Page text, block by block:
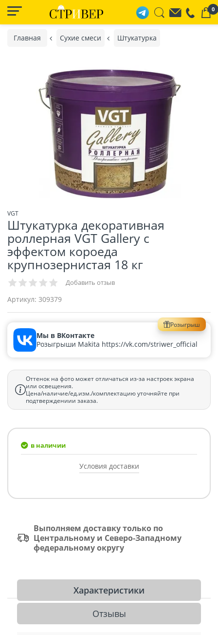
0
Главная Сухие смеси Штукатурка
VGT
Штукатурка декоративная
роллерная VGT Gallery с
эффектом короеда
крупнозернистая 18 кг
Добавить отзыв
Артикул: 309379
Розыгрыш
Мы в ВКонтакте
Розыгрыши Makita https://vk.com/striwer_official
Оттенок на фото может отличаться из-за настроек экрана
или освещения.
Цена/наличие/ед.изм./комплектацию уточняйте при
подтверждениии заказа.
в наличии
Условия доставки
Выполняем доставку только по
Центральному и Северо-Западному
федеральному округу
Характеристики
Отзывы